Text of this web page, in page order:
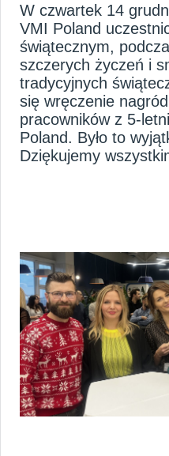
W czwartek 14
VMI Poland
świątecznym,
szczerych życzeń i
tradycyjnych
się wręczenie
pracowników z 5-
Poland. Było to
Dziękujemy